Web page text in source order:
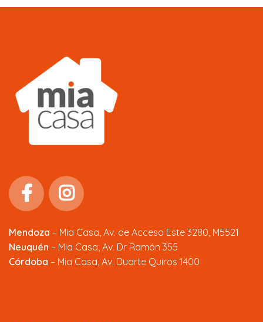
Mendoza – Mia Casa, Av. de Acceso Este 3280, M5521
Neuquén – Mia Casa, Av. Dr Ramón 355
Córdoba – Mia Casa, Av. Duarte Quiros 1400